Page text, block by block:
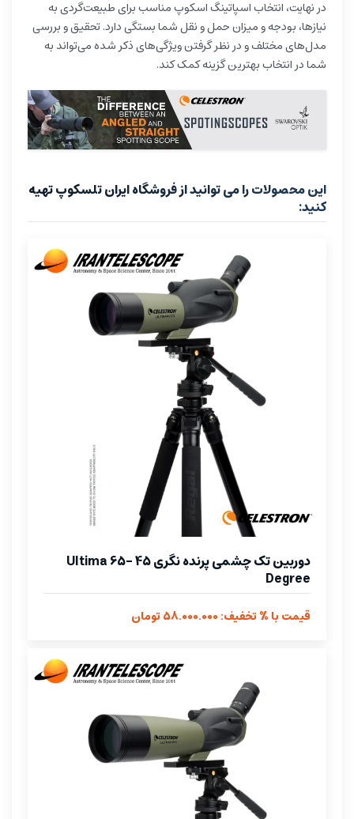
در نهایت، انتخاب اسپاتینگ اسکوپ مناسب برای طبیعت‌گردی به
نیازها، بودجه و میزان حمل و نقل شما بستگی دارد. تحقیق و بررسی
مدل‌های مختلف و در نظر گرفتن ویژگی‌های ذکر شده می‌تواند به
شما در انتخاب بهترین گزینه کمک کند.
این محصولات را می توانید از فروشگاه ایران تلسکوپ تهیه
کنید:
دوربین تک چشمی پرنده نگری Ultima 65- 45
Degree
قیمت با % تخفیف: 58.000.000 تومان